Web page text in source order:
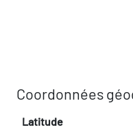
Coordonnées
Latitude